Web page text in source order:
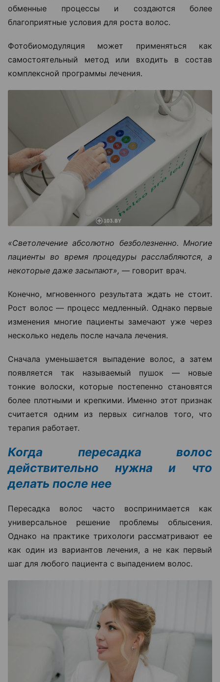
обменные процессы и создаются более
благоприятные условия для роста волос.
Фотобиомодуляция может применяться как
самостоятельный метод или входить в состав
комплексной программы лечения.
«Светолечение абсолютно безболезненно. Многие
пациенты во время процедуры расслабляются, а
некоторые даже засыпают», — говорит врач.
Конечно, мгновенного результата ждать не стоит.
Рост волос — процесс медленный. Однако первые
изменения многие пациенты замечают уже через
несколько недель после начала лечения.
Сначала уменьшается выпадение волос, а затем
появляется так называемый пушок — новые
тонкие волоски, которые постепенно становятся
более плотными и крепкими. Именно этот признак
считается одним из первых сигналов того, что
терапия работает.
Когда пересадка волос
действительно нужна и что
делать после нее
Пересадка волос часто воспринимается как
универсальное решение проблемы облысения.
Однако на практике трихологи рассматривают ее
как один из вариантов лечения, а не как первый
шаг для любого пациента с выпадением волос.